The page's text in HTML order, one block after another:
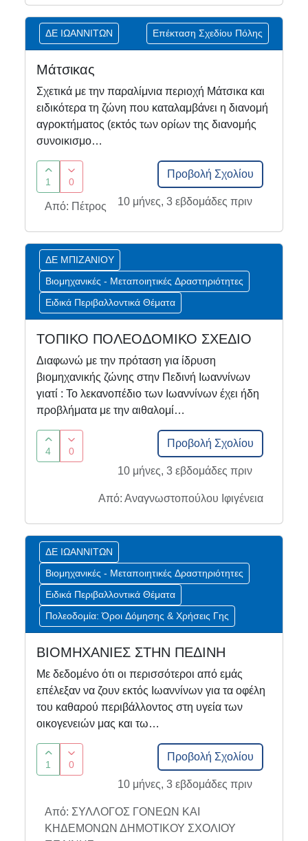
ΔΕ ΙΩΑΝΝΙΤΩΝ Επέκταση Σχεδίου Πόλης
Μάτσικας
Σχετικά με την παραλίμνια περιοχή Μάτσικα και
ειδικότερα τη ζώνη που καταλαμβάνει η διανομή
αγροκτήματος (εκτός των ορίων της διανομής
συνοικισμο…
1 0
Προβολή Σχολίου
10 μήνες, 3 εβδομάδες πριν
Από: Πέτρος
ΔΕ ΜΠΙΖΑΝΙΟΥ
Βιομηχανικές - Μεταποιητικές Δραστηριότητες
Ειδικά Περιβαλλοντικά Θέματα
ΤΟΠΙΚΟ ΠΟΛΕΟΔΟΜΙΚΟ ΣΧΕΔΙΟ
Διαφωνώ με την πρόταση για ίδρυση
βιομηχανικής ζώνης στην Πεδινή Ιωαννίνων
γιατί : Το λεκανοπέδιο των Ιωαννίνων έχει ήδη
προβλήματα με την αιθαλομί…
4 0
Προβολή Σχολίου
10 μήνες, 3 εβδομάδες πριν
Από: Αναγνωστοπούλου Ιφιγένεια
ΔΕ ΙΩΑΝΝΙΤΩΝ
Βιομηχανικές - Μεταποιητικές Δραστηριότητες
Ειδικά Περιβαλλοντικά Θέματα
Πολεοδομία: Όροι Δόμησης & Χρήσεις Γης
ΒΙΟΜΗΧΑΝΙΕΣ ΣΤΗΝ ΠΕΔΙΝΗ
Με δεδομένο ότι οι περισσότεροι από εμάς
επέλεξαν να ζουν εκτός Ιωαννίνων για τα οφέλη
του καθαρού περιβάλλοντος στη υγεία των
οικογενειών μας και τω…
1 0
Προβολή Σχολίου
10 μήνες, 3 εβδομάδες πριν
Από: ΣΥΛΛΟΓΟΣ ΓΟΝΕΩΝ ΚΑΙ
ΚΗΔΕΜΟΝΩΝ ΔΗΜΟΤΙΚΟΥ ΣΧΟΛΙΟΥ